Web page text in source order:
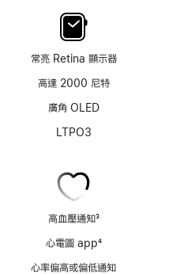
常亮 Retina 顯示器
高達 2000 尼特
廣角 OLED
LTPO3
高血壓通知
腳
3
心電圖 app4
心率偏高或偏低通知